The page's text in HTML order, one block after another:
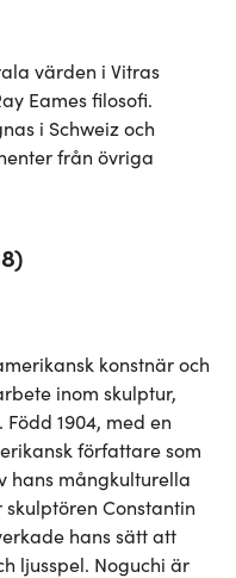
värden i Vitras
Eames filosofi.
i Schweiz och
från övriga
konstnär och
inom skulptur,
1904, med en
författare som
hans mångkulturella
Constantin
hans sätt att
ljusspel. Noguchi är